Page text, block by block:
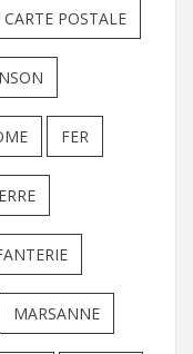
CARTE POSTALE
FER
MARSANNE